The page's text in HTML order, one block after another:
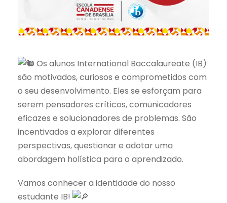
Os alunos International Baccalaureate (IB)
são motivados, curiosos e comprometidos com
o seu desenvolvimento. Eles se esforçam para
serem pensadores críticos, comunicadores
eficazes e solucionadores de problemas. São
incentivados a explorar diferentes
perspectivas, questionar e adotar uma
abordagem holística para o aprendizado.
Vamos conhecer a identidade do nosso
estudante IB!